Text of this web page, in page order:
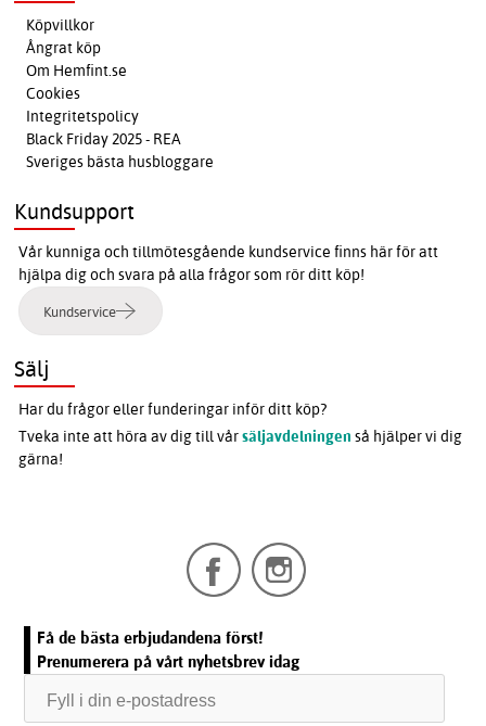
Köpvillkor
Ångrat köp
Om Hemfint.se
Cookies
Integritetspolicy
Black Friday 2025 - REA
Sveriges bästa husbloggare
Kundsupport
Vår kunniga och tillmötesgående kundservice finns här för att
hjälpa dig och svara på alla frågor som rör ditt köp!
Kundservice
Sälj
Har du frågor eller funderingar inför ditt köp?
Tveka inte att höra av dig till vårsäljavdelningen så hjälper vi dig
gärna!
Få de bästa erbjudandena först!
Prenumerera på vårt nyhetsbrev idag